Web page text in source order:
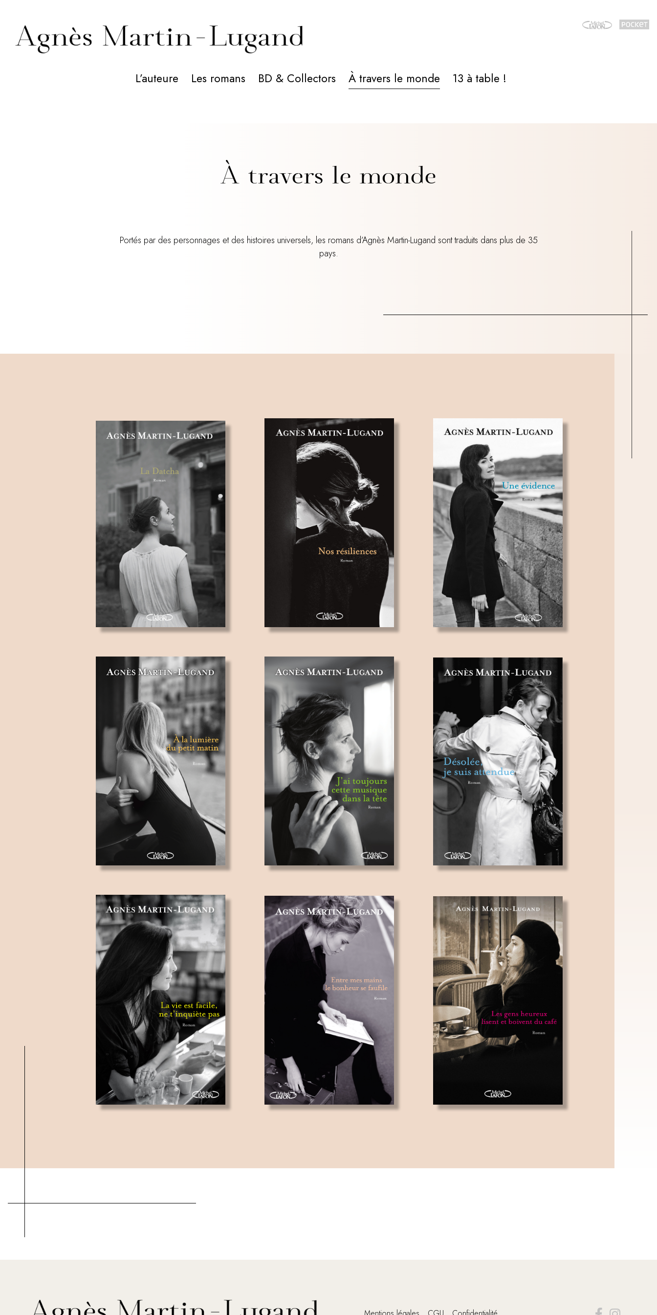
L’auteure Les romans BD & Collectors À travers le monde 13 à table !
À travers le monde
Portés par des personnages et des histoires universels, les romans d’Agnès Martin-Lugand sont traduits dans plus de 35
pays.